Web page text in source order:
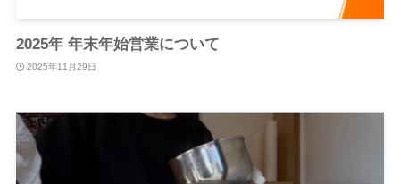
2025年 年末年始営業について
2025年11月29日